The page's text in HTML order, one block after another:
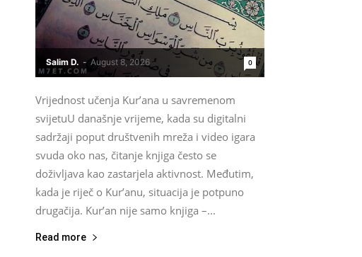
Salim D. - August 8, 2026 0
Vrijednost učenja Kur’ana u savremenom
svijetuU današnje vrijeme, kada su digitalni
sadržaji poput društvenih mreža i video igara
svuda oko nas, čitanje knjiga često se
doživljava kao zastarjela aktivnost. Međutim,
kada je riječ o Kur’anu, situacija je potpuno
drugačija. Kur’an nije samo knjiga –...
Read more